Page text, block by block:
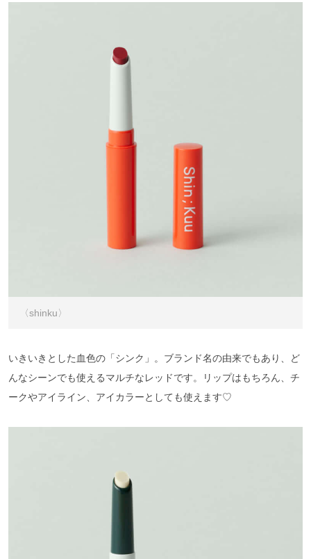
〈shinku〉
いきいきとした血色の「シンク」。ブランド名の由来でもあり、ど
んなシーンでも使えるマルチなレッドです。リップはもちろん、チ
ークやアイライン、アイカラーとしても使えます♡